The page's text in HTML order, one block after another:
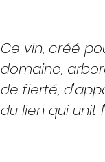
Ce vin, créé
domaine,
de fierté,
du lien qui unit